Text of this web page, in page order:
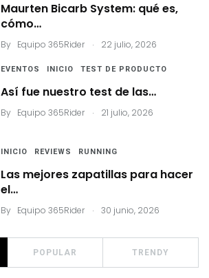
Maurten Bicarb System: qué es,
cómo…
By Equipo 365Rider . 22 julio, 2026
EVENTOS INICIO TEST DE PRODUCTO
Así fue nuestro test de las…
By Equipo 365Rider . 21 julio, 2026
INICIO REVIEWS RUNNING
Las mejores zapatillas para hacer
el…
By Equipo 365Rider . 30 junio, 2026
POPULAR TRENDY